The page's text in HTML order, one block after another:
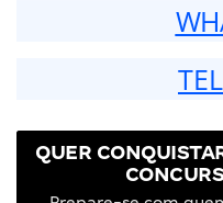
QUER